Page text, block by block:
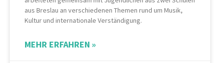
aus Breslau an verschiedenen Themen rund um Musik,
Kultur und internationale Verständigung.
MEHR ERFAHREN »